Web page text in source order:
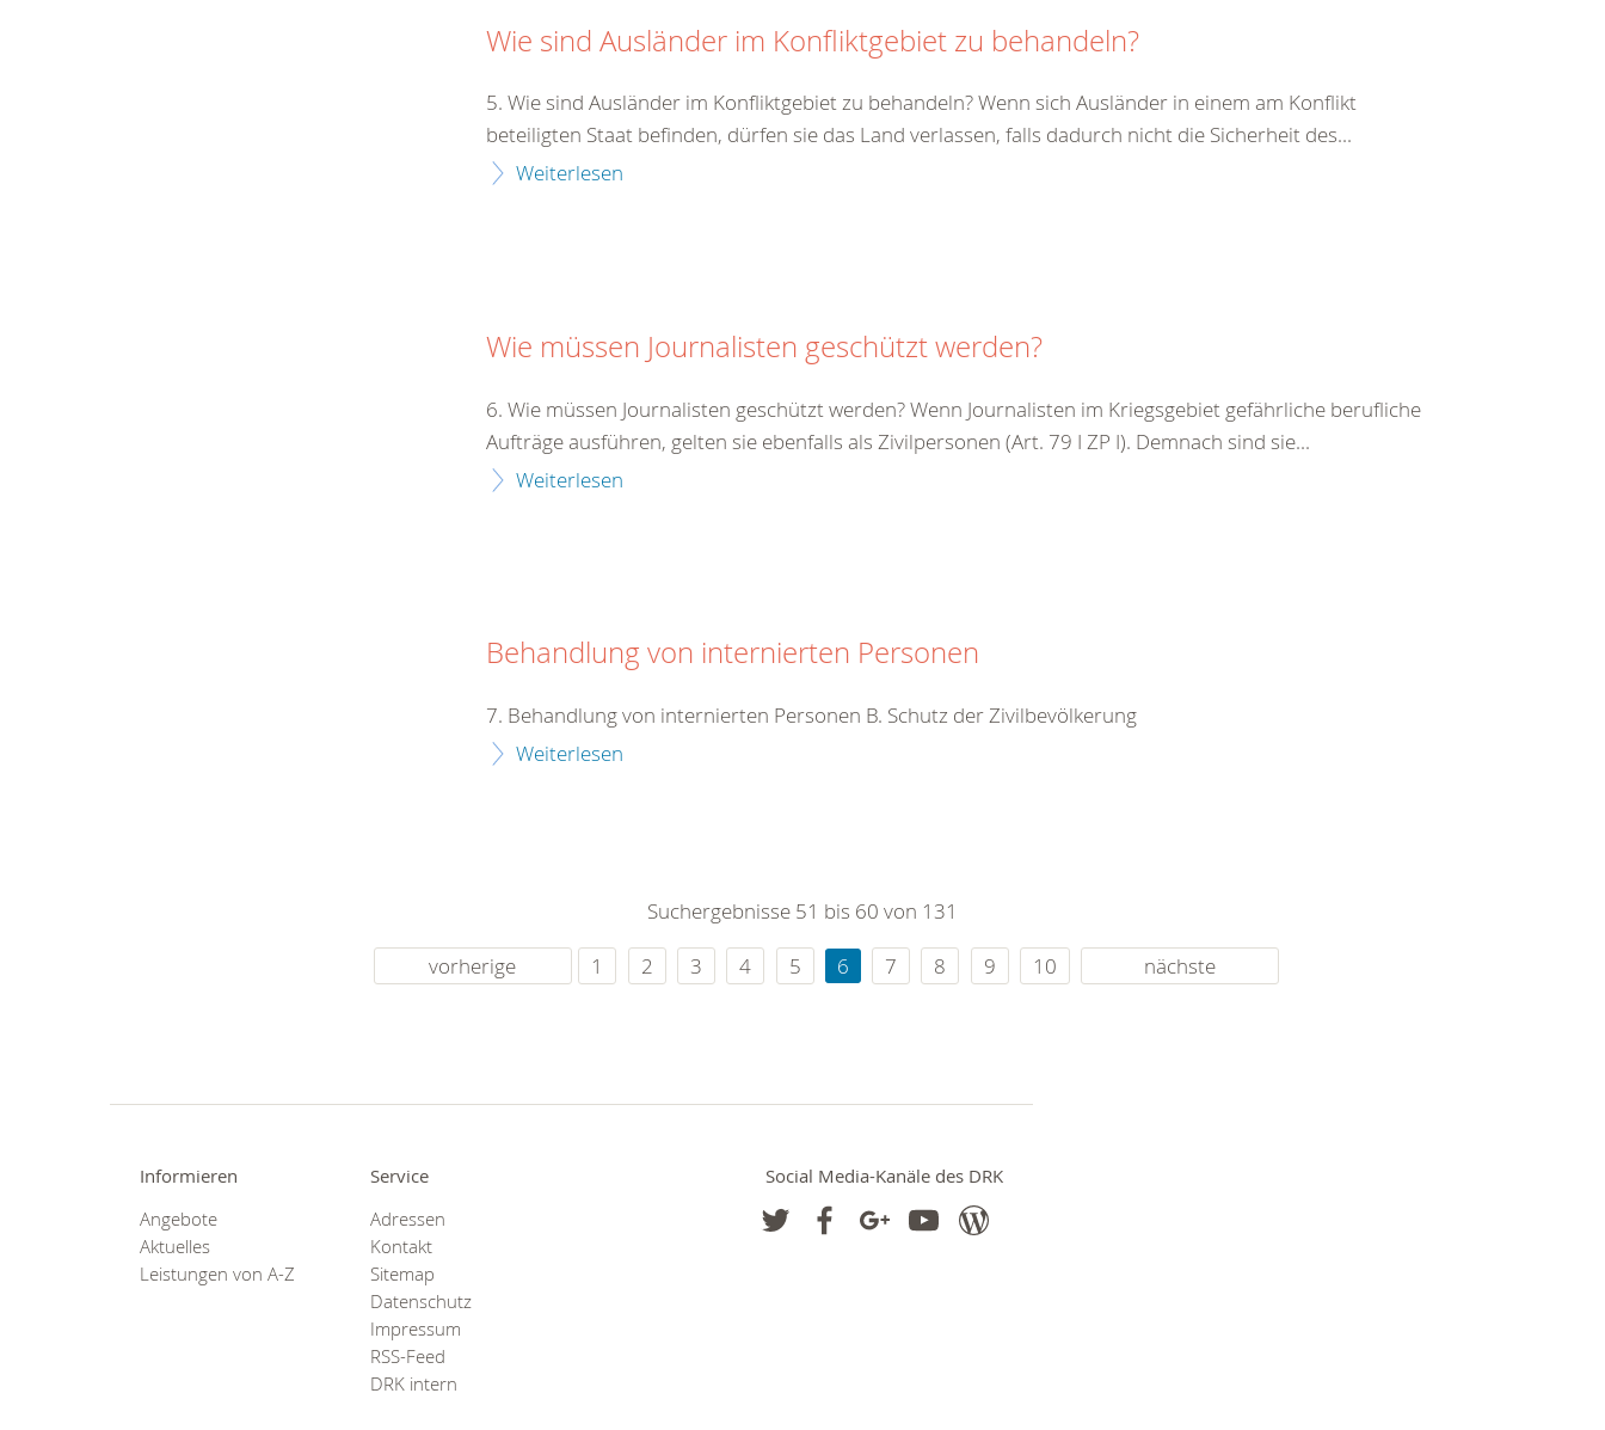
Wie sind Ausländer im Konfliktgebiet zu behandeln?
5. Wie sind Ausländer im Konfliktgebiet zu behandeln? Wenn sich Ausländer in einem am Konflikt
beteiligten Staat befinden, dürfen sie das Land verlassen, falls dadurch nicht die Sicherheit des...
Weiterlesen
Wie müssen Journalisten geschützt werden?
6. Wie müssen Journalisten geschützt werden? Wenn Journalisten im Kriegsgebiet gefährliche berufliche
Aufträge ausführen, gelten sie ebenfalls als Zivilpersonen (Art. 79 I ZP I). Demnach sind sie...
Weiterlesen
Behandlung von internierten Personen
7. Behandlung von internierten Personen B. Schutz der Zivilbevölkerung
Weiterlesen
Suchergebnisse 51 bis 60 von 131
vorherige
1 2 3 4 5 6 7 8 9 10 nächste
Informieren
Angebote
Aktuelles
Leistungen von A-Z
Service
Adressen
Kontakt
Sitemap
Datenschutz
Impressum
RSS-Feed
DRK intern
Social Media-Kanäle des DRK